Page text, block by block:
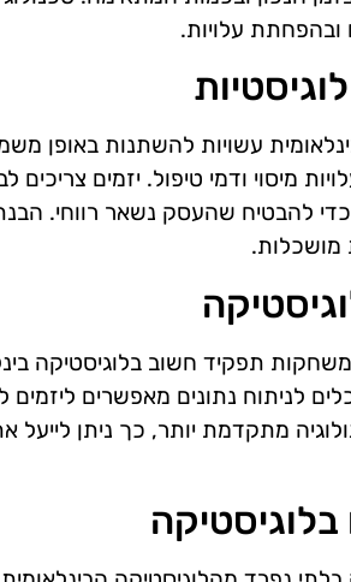
ובהפחתת עלויות.
עשויות להשתנות באופן
מיסוי ודמי טיפול. יזמים
להבטיח שהעסק נשאר רווחי.
מושכלות.
תפקיד חשוב בלוגיסטיקה
לניתוח נתונים מאפשרים
מתקדמת יותר, כך ניתן לייעל
בלוגיסטיקה